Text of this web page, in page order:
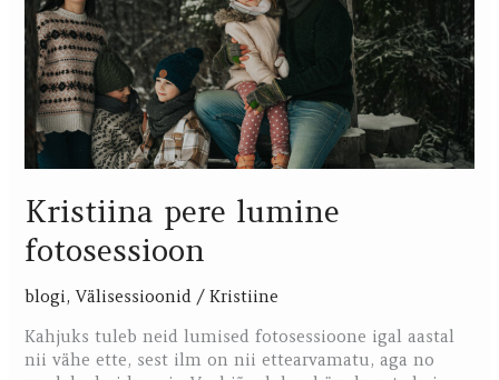
Kristiina pere lumine
fotosessioon
blogi,Välisessioonid /Kristiine
Kahjuks tuleb neid lumised fotosessioone igal aastal
nii vähe ette, sest ilm on nii ettearvamatu, aga no